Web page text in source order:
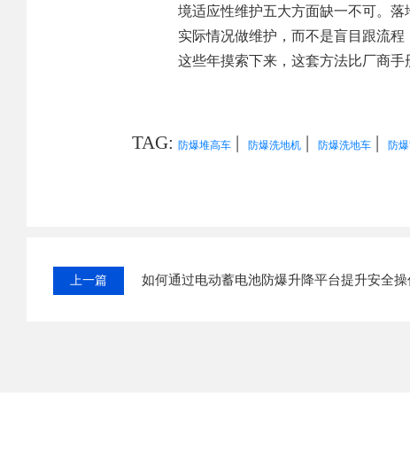
境适应性维护五大方面缺一不可。
实际情况做维护，而不是盲目跟流
这些年摸索下来，这套方法比厂商手
TAG: 防爆堆高车 | 防爆洗地机 | 防爆洗地车 | 防
上一篇 如何通过电动蓄电池防爆升降平台提升安全操